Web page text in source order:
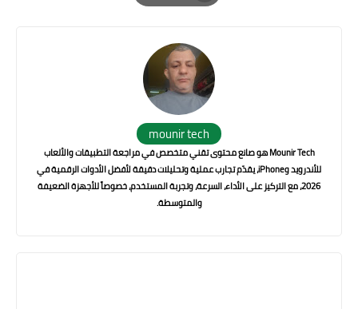
Print
mounir tech
Mounir Tech هو صانع محتوى تقني متخصص في مراجعة التطبيقات والألعاب
للأندرويد وiPhone، يقدّم تجارب عملية وتحليلات دقيقة لأفضل الأدوات الرقمية في
2026، مع التركيز على الأداء، السرعة، وتجربة المستخدم، خصوصاً للأجهزة الضعيفة
والمتوسطة.